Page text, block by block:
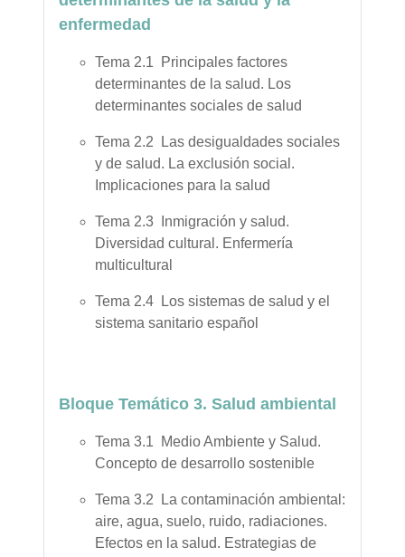
enfermedad
Tema 2.1 Principales factores
determinantes de la salud. Los
determinantes sociales de salud
Tema 2.2 Las desigualdades sociales
y de salud. La exclusión social.
Implicaciones para la salud
Tema 2.3 Inmigración y salud.
Diversidad cultural. Enfermería
multicultural
Tema 2.4 Los sistemas de salud y el
sistema sanitario español
Bloque Temático 3. Salud ambiental
Tema 3.1 Medio Ambiente y Salud.
Concepto de desarrollo sostenible
Tema 3.2 La contaminación ambiental:
aire, agua, suelo, ruido, radiaciones.
Efectos en la salud. Estrategias de